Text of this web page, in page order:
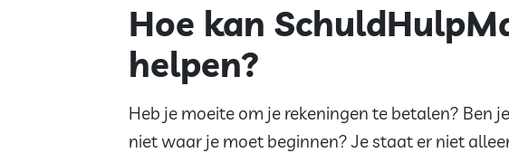
Hoe kan
helpen?
Heb je moeite om je rekeningen te betalen? Ben
niet waar je moet beginnen? Je staat er niet